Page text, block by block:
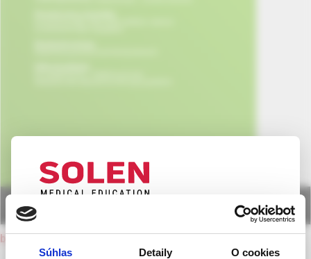
Súhlas Detaily O cookies
back to current issue
VEREJNOSŤ